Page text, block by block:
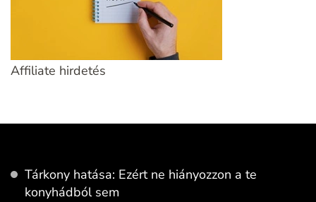
Affiliate hirdetés
Tárkony hatása: Ezért ne hiányozzon a te
konyhádból sem